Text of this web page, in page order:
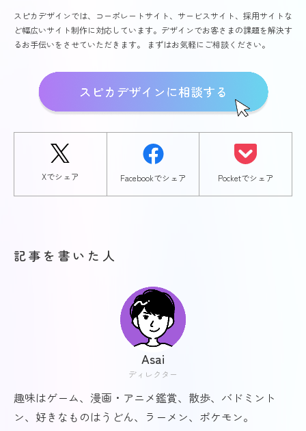
スピカデザインでは、コーポレートサイト、サービスサイト、採用サイトな
ど幅広いサイト制作に対応しています。デザインでお客さまの課題を解決す
るお手伝いをさせていただきます。 まずはお気軽にご相談ください。
Xでシェア Facebookでシェア Pocketでシェア
記事を書いた人
Asai
ディレクター
趣味はゲーム、漫画・アニメ鑑賞、散歩、バドミント
ン、好きなものはうどん、ラーメン、ポケモン。